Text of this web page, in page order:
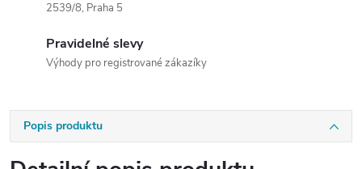
2539/8, Praha 5
Pravidelné slevy
Výhody pro registrované zákazíky
Popis produktu